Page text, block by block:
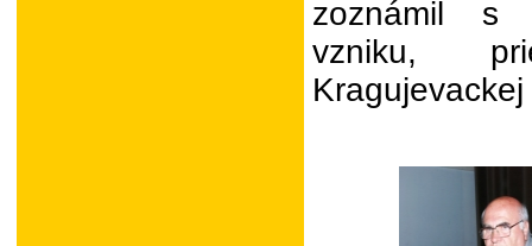
zoznámil s
vzniku,
Kragujevackej